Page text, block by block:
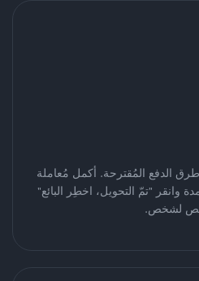
طرق الدفع المُقترحة. أكمل مُعاملة
وانقر "تمّ التحويل، اخطِر البائع"